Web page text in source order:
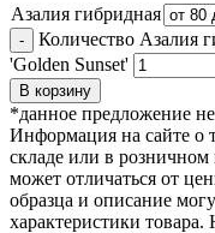
Азалия гибридная
Количество Азалия
'Golden Sunset'
В корзину
*данное предложение
Информация на сайте о
складе или в розничном
может отличаться от
образца и описание
характеристики